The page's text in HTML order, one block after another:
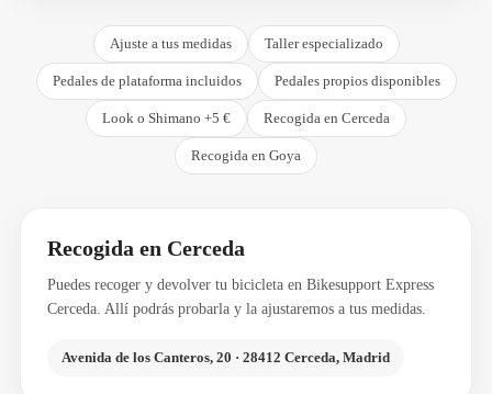
Ajuste a tus medidas Taller especializado
Pedales de plataforma incluidos Pedales propios disponibles
Look o Shimano +5 € Recogida en Cerceda
Recogida en Goya
Recogida en Cerceda
Puedes recoger y devolver tu bicicleta en Bikesupport Express
Cerceda. Allí podrás probarla y la ajustaremos a tus medidas.
Avenida de los Canteros, 20 · 28412 Cerceda, Madrid